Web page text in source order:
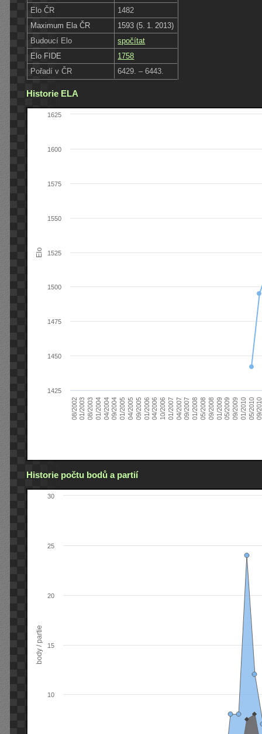
Elo ČR
1482
Maximum Ela ČR
1593 (5. 1. 2013)
Budoucí Elo
spočítat
Elo FIDE
1758
Pořadí v ČR
6429. – 6443.
Historie ELA
Elo
08/200201/200308/200301/200404/200409/200401/200504/200509/200501/200604/200610/200601/200704/200709/200701/200805/200809/200801/200905/200909/200901/201005/201009/
1425
1450
1475
1500
1525
1550
1575
1600
1625
Historie počtu bodů a partií
body / partie
10
20
15
25
30